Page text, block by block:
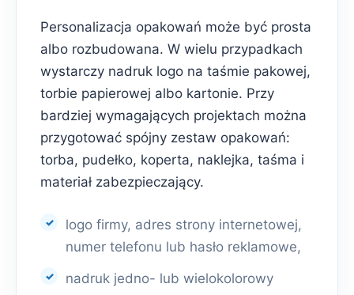
Personalizacja opakowań może być prosta
albo rozbudowana. W wielu przypadkach
wystarczy nadruk logo na taśmie pakowej,
torbie papierowej albo kartonie. Przy
bardziej wymagających projektach można
przygotować spójny zestaw opakowań:
torba, pudełko, koperta, naklejka, taśma i
materiał zabezpieczający.
logo firmy, adres strony internetowej,
numer telefonu lub hasło reklamowe,
nadruk jedno- lub wielokolorowy